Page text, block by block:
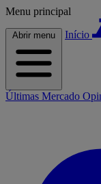
Menu principal
Abrir menu Início
Últimas Mercado